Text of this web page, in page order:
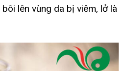
lên vùng da bị viêm, lở là